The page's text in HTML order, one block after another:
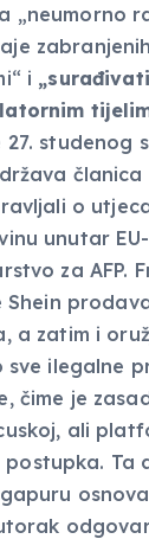
„neumorno
i
27. studenog
članica
o
unutar
za AFP.
a zatim i
sve ilegalne
čime je
ali
Ta